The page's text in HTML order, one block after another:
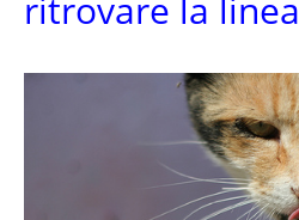
ritrovare la linea